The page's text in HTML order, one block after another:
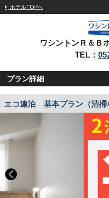
ホテルTOPへ
ワシントンＲ＆Ｂ
TEL：
プラン詳細
エコ連泊 基本プラン（清掃